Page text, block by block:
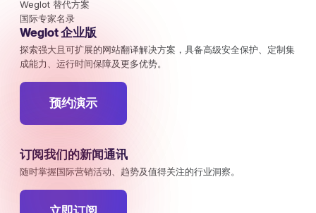
Weglot 替代方案
国际专家名录
Weglot 企业版
探索强大且可扩展的网站翻译解决方案，具备高级安全保护、定制集
成能力、运行时间保障及更多优势。
预约演示
订阅我们的新闻通讯
随时掌握国际营销活动、趋势及值得关注的行业洞察。